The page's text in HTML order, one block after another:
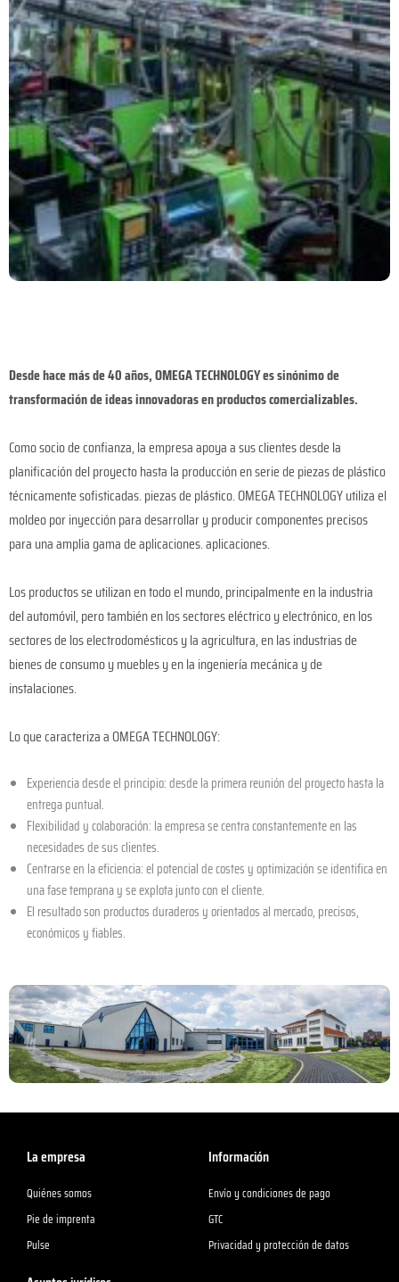
Desde hace más de 40 años, OMEGA TECHNOLOGY es sinónimo de
transformación de ideas innovadoras en productos comercializables.
Como socio de confianza, la empresa apoya a sus clientes desde la
planificación del proyecto hasta la producción en serie de piezas de plástico
técnicamente sofisticadas. piezas de plástico. OMEGA TECHNOLOGY utiliza el
moldeo por inyección para desarrollar y producir componentes precisos
para una amplia gama de aplicaciones. aplicaciones.
Los productos se utilizan en todo el mundo, principalmente en la industria
del automóvil, pero también en los sectores eléctrico y electrónico, en los
sectores de los electrodomésticos y la agricultura, en las industrias de
bienes de consumo y muebles y en la ingeniería mecánica y de
instalaciones.
Lo que caracteriza a OMEGA TECHNOLOGY:
Experiencia desde el principio: desde la primera reunión del proyecto hasta la
entrega puntual.
Flexibilidad y colaboración: la empresa se centra constantemente en las
necesidades de sus clientes.
Centrarse en la eficiencia: el potencial de costes y optimización se identifica en
una fase temprana y se explota junto con el cliente.
El resultado son productos duraderos y orientados al mercado, precisos,
económicos y fiables.
La empresa
Quiénes somos
Pie de imprenta
Pulse
Información
Envío y condiciones de pago
GTC
Privacidad y protección de datos